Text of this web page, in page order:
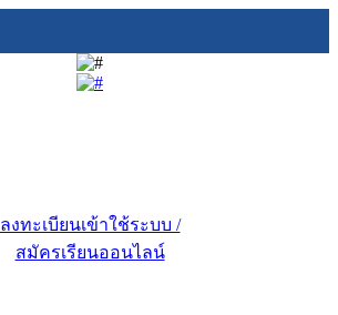
ลงทะเบียนเข้าใช้ระบบ /
สมัครเรียนออนไลน์